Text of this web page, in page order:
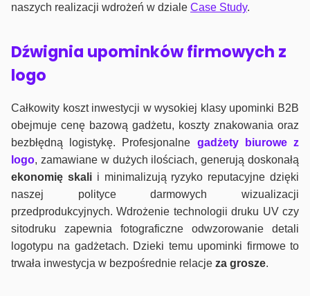
naszych realizacji wdrożeń w dziale Case Study.
Dźwignia upominków firmowych z
logo
Całkowity koszt inwestycji w wysokiej klasy upominki B2B
obejmuje cenę bazową gadżetu, koszty znakowania oraz
bezbłędną logistykę. Profesjonalne gadżety biurowe z
logo, zamawiane w dużych ilościach, generują doskonałą
ekonomię skalii minimalizują ryzyko reputacyjne dzięki
naszej polityce darmowych wizualizacji
przedprodukcyjnych. Wdrożenie technologii druku UV czy
sitodruku zapewnia fotograficzne odwzorowanie detali
logotypu na gadżetach. Dzieki temu upominki firmowe to
trwała inwestycja w bezpośrednie relacje za grosze.